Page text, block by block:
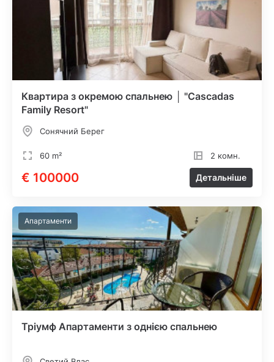
Квартира з окремою спальнею │ "Cascadas
Family Resort"
Сонячний Берег
60 m² 2 комн.
€ 100000 Детальніше
Апартаменти
Тріумф Апартаменти з однією спальнею